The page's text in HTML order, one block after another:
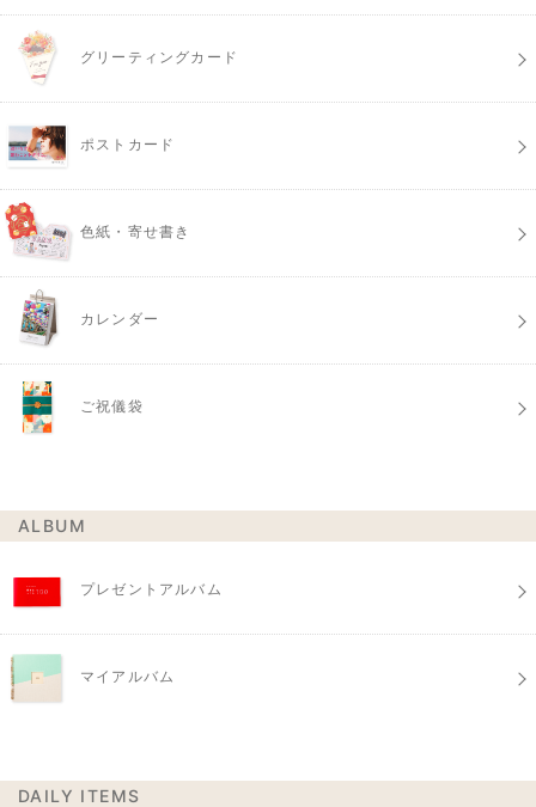
グリーティングカード
ポストカード
色紙・寄せ書き
カレンダー
ご祝儀袋
ALBUM
プレゼントアルバム
マイアルバム
DAILY ITEMS